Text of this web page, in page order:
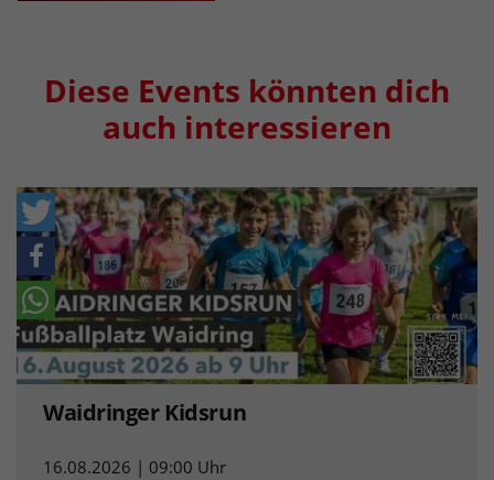
Diese Events könnten dich
auch interessieren
Waidringer Kidsrun
16.08.2026 | 09:00 Uhr